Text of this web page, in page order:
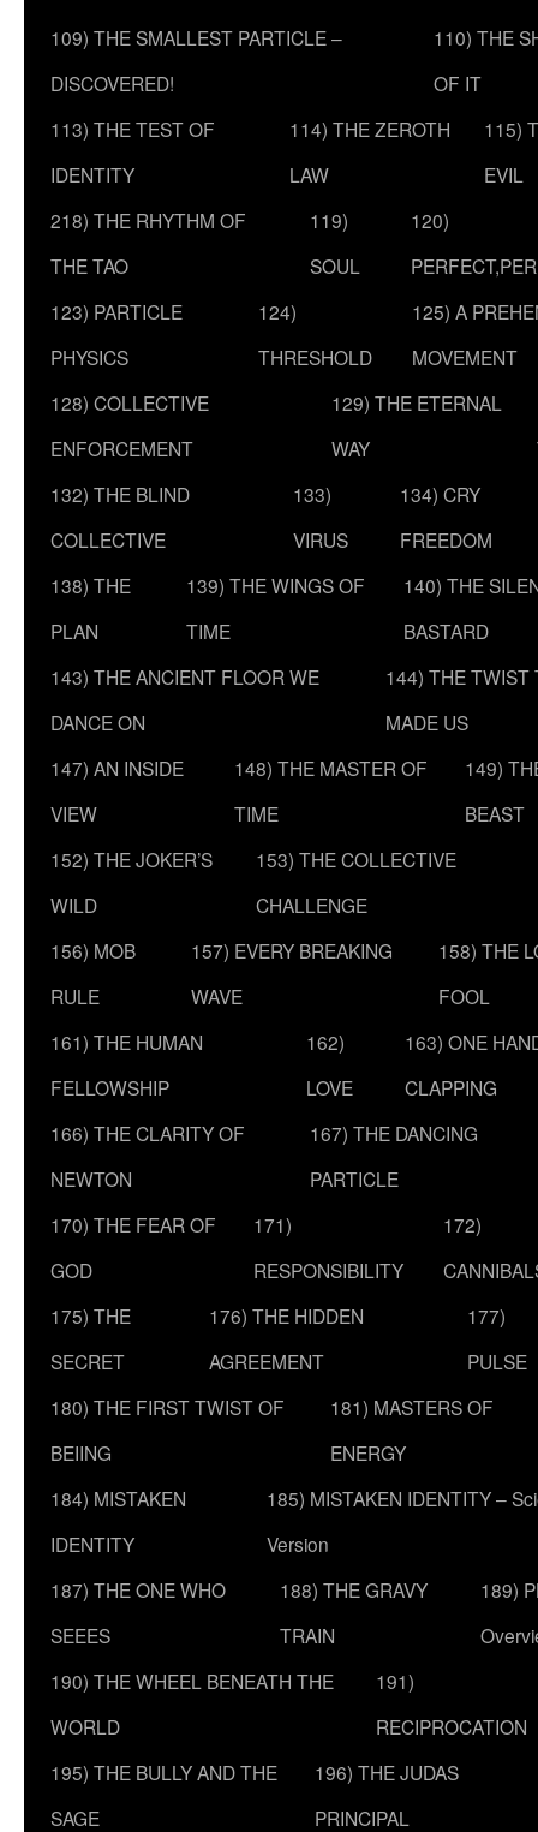
109) THE SMALLEST PARTICLE –
DISCOVERED!
110) THE
OF IT
113) THE TEST OF
IDENTITY
114) THE ZEROTH
LAW
115)
EVIL
218) THE RHYTHM OF
THE TAO
119)
SOUL
120)
123) PARTICLE
PHYSICS
124)
THRESHOLD
125) A
MOVEMENT
128) COLLECTIVE
ENFORCEMENT
129) THE ETERNAL
WAY
132) THE BLIND
COLLECTIVE
133)
VIRUS
134) CRY
FREEDOM
138) THE
PLAN
139) THE WINGS OF
TIME
140) THE
BASTARD
143) THE ANCIENT FLOOR WE
DANCE ON
144) THE TWIST
MADE US
147) AN INSIDE
VIEW
148) THE MASTER OF
TIME
149)
BEAST
152) THE JOKER’S
WILD
153) THE COLLECTIVE
CHALLENGE
156) MOB
RULE
157) EVERY BREAKING
WAVE
158) THE
FOOL
161) THE HUMAN
FELLOWSHIP
162)
LOVE
163) ONE
CLAPPING
166) THE CLARITY OF
NEWTON
167) THE DANCING
PARTICLE
170) THE FEAR OF
GOD
171)
RESPONSIBILITY
172)
175) THE
SECRET
176) THE HIDDEN
AGREEMENT
177)
PULSE
180) THE FIRST TWIST OF
BEIING
181) MASTERS OF
ENERGY
184) MISTAKEN
IDENTITY
185) MISTAKEN IDENTITY –
Version
187) THE ONE WHO
SEEES
188) THE GRAVY
TRAIN
189)
190) THE WHEEL BENEATH THE
WORLD
191)
RECIPROCATION
195) THE BULLY AND THE
SAGE
196) THE JUDAS
PRINCIPAL